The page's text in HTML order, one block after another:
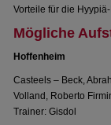
Vorteile für die
Mögliche
Hoffenheim
Casteels – Beck,
Volland, Roberto
Trainer: Gisdol